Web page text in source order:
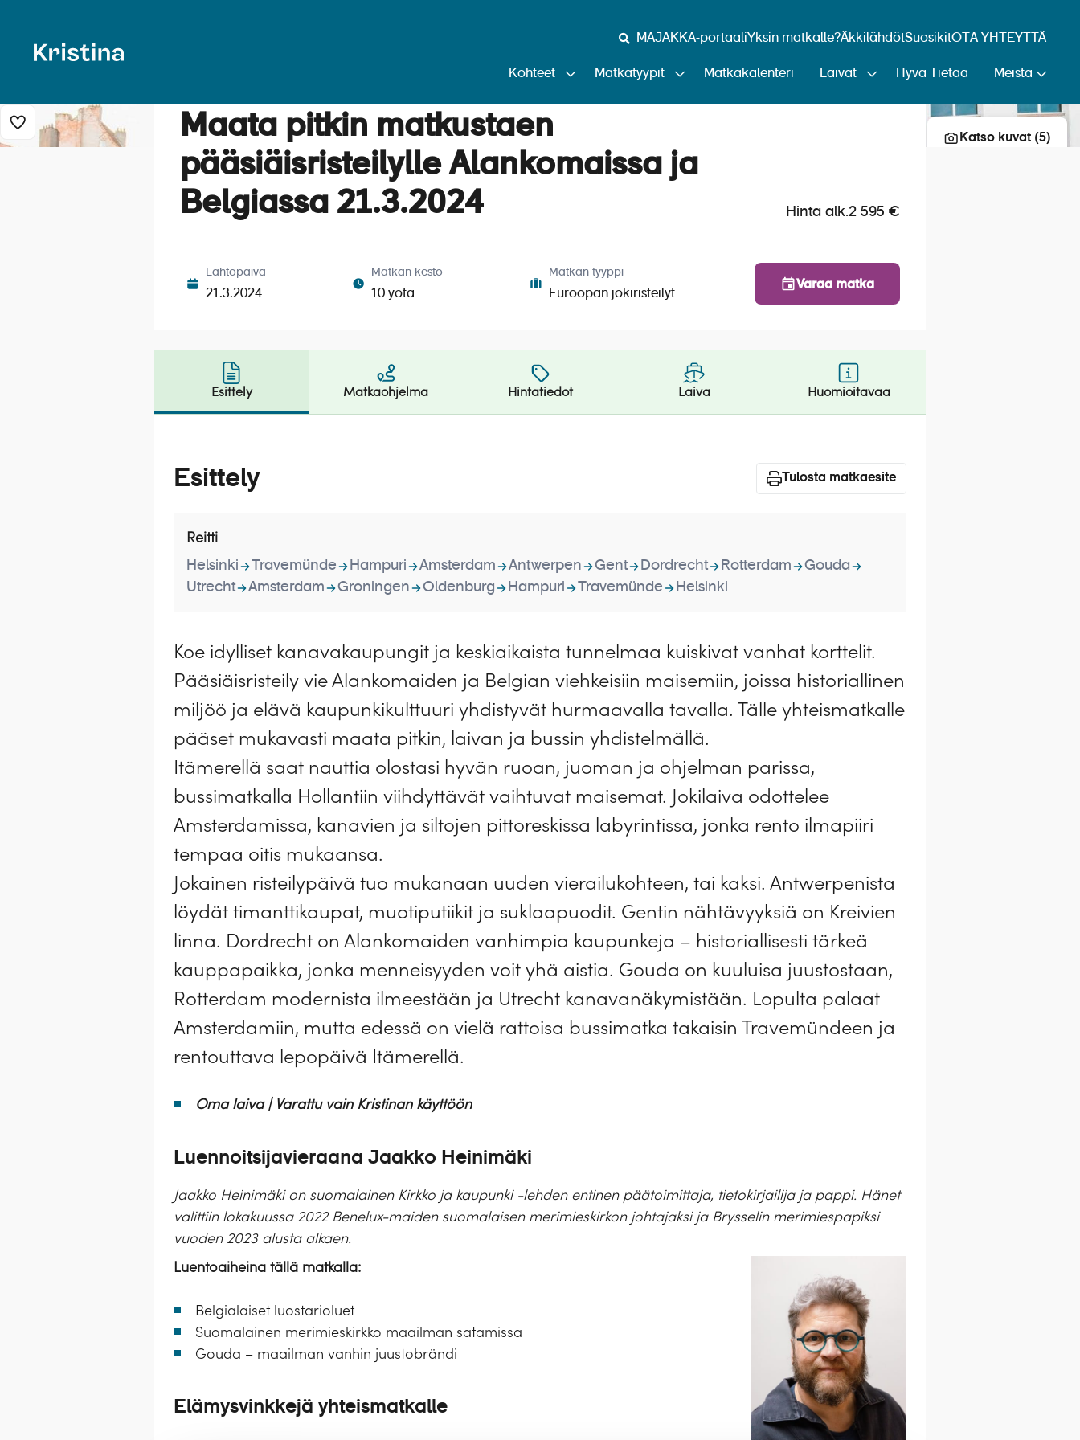
MAJAKKA-portaaliYksin matkalle?ÄkkilähdötSuosikitOTA YHTEYTTÄ
Kohteet Matkatyypit Matkakalenteri Laivat Hyvä Tietää Meistä
Katso kuvat (5)
Lisää risteily suosikkeihin Maata pitkin matkustaen
pääsiäisristeilylle Alankomaissa ja
Belgiassa 21.3.2024
Hinta alk.2 595 €
Lähtöpäivä
21.3.2024
Matkan kesto
10 yötä
Matkan tyyppi
Euroopan jokiristeilyt
Varaa matka
Esittely Matkaohjelma Hintatiedot Laiva Huomioitavaa
Esittely Tulosta matkaesite
Reitti
Helsinki Travemünde Hampuri Amsterdam Antwerpen Gent Dordrecht Rotterdam
Gouda
Utrecht
Amsterdam Groningen Oldenburg Hampuri Travemünde Helsinki
Koe idylliset kanavakaupungit ja keskiaikaista tunnelmaa kuiskivat vanhat korttelit.
Pääsiäisristeily vie Alankomaiden ja Belgian viehkeisiin maisemiin, joissa historiallinen
miljöö ja elävä kaupunkikulttuuri yhdistyvät hurmaavalla tavalla. Tälle yhteismatkalle
pääset mukavasti maata pitkin, laivan ja bussin yhdistelmällä.
Itämerellä saat nauttia olostasi hyvän ruoan, juoman ja ohjelman parissa,
bussimatkalla Hollantiin viihdyttävät vaihtuvat maisemat. Jokilaiva odottelee
Amsterdamissa, kanavien ja siltojen pittoreskissa labyrintissa, jonka rento ilmapiiri
tempaa oitis mukaansa.
Jokainen risteilypäivä tuo mukanaan uuden vierailukohteen, tai kaksi. Antwerpenista
löydät timanttikaupat, muotiputiikit ja suklaapuodit. Gentin nähtävyyksiä on Kreivien
linna. Dordrecht on Alankomaiden vanhimpia kaupunkeja – historiallisesti tärkeä
kauppapaikka, jonka menneisyyden voit yhä aistia. Gouda on kuuluisa juustostaan,
Rotterdam modernista ilmeestään ja Utrecht kanavanäkymistään. Lopulta palaat
Amsterdamiin, mutta edessä on vielä rattoisa bussimatka takaisin Travemündeen ja
rentouttava lepopäivä Itämerellä.
Oma laiva | Varattu vain Kristinan käyttöön
Luennoitsijavieraana Jaakko Heinimäki
Jaakko Heinimäki on suomalainen Kirkko ja kaupunki -lehden entinen päätoimittaja, tietokirjailija ja pappi. Hänet
valittiin lokakuussa 2022 Benelux-maiden suomalaisen merimieskirkon johtajaksi ja Brysselin merimiespapiksi
vuoden 2023 alusta alkaen.
Luentoaiheina tällä matkalla:
Belgialaiset luostarioluet
Suomalainen merimieskirkko maailman satamissa
Gouda – maailman vanhin juustobrändi
Elämysvinkkejä yhteismatkalle